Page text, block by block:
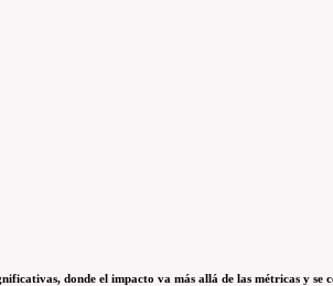
donde el impacto va más allá de las métricas y se